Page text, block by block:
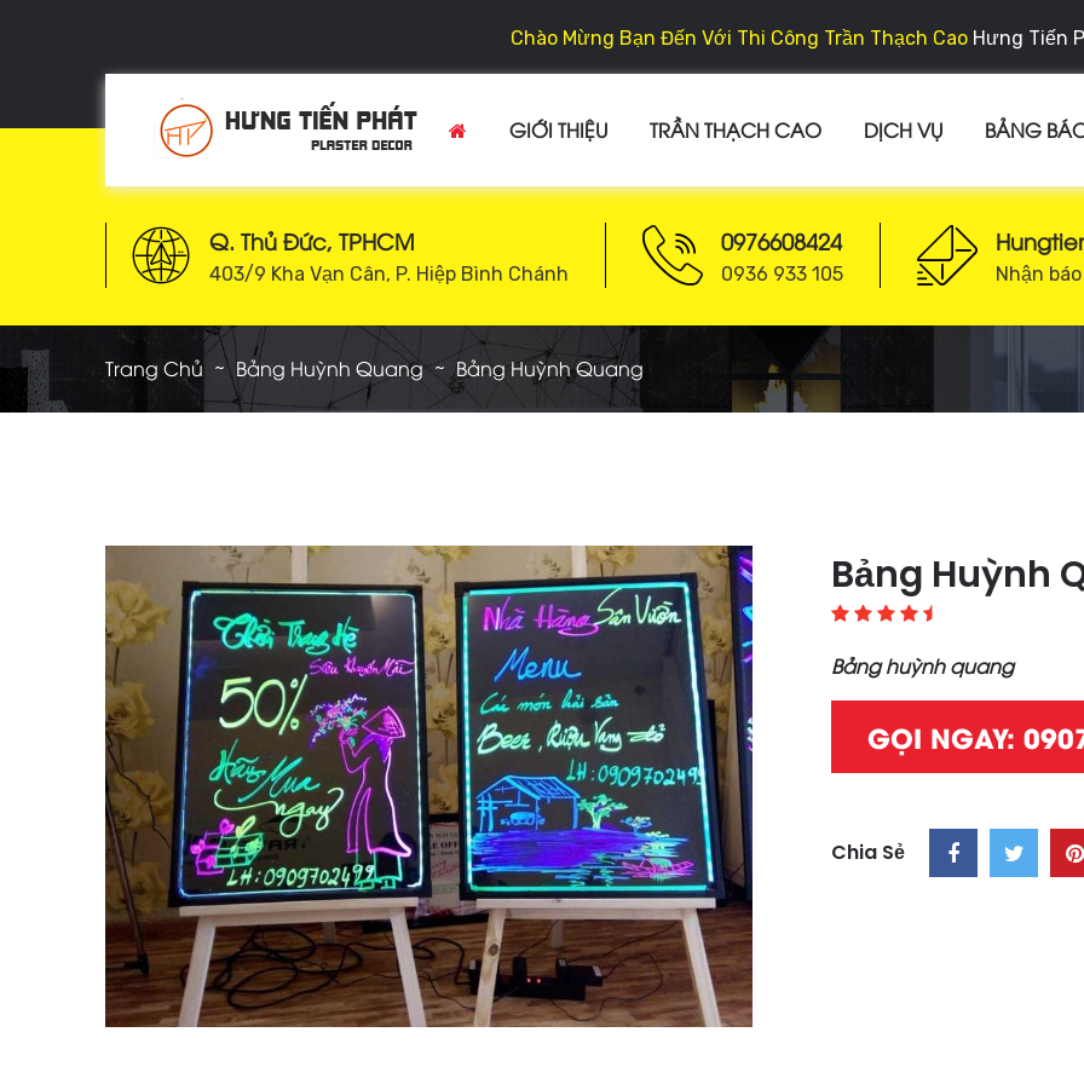
Chào Mừng Bạn Đến Với Thi Công Trần Thạch Cao Hưng Tiến
GIỚI THIỆU TRẦN THẠCH CAO DỊCH VỤ BẢNG
Q. Thủ Đức, TPHCM
403/9 Kha Vạn Cân, P. Hiệp Bình Chánh
0976608424
0936 933 105 Nhận
Trang Chủ Bảng Huỳnh Quang Bảng Huỳnh Quang
Bảng Huỳnh
Bảng huỳnh quang
GỌI NGAY:
Chia Sẻ